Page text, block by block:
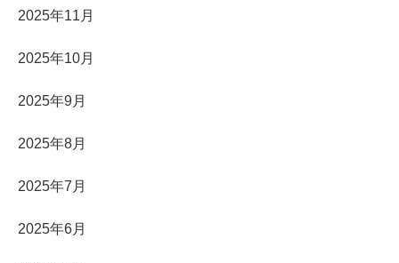
2025年11月
2025年10月
2025年9月
2025年8月
2025年7月
2025年6月